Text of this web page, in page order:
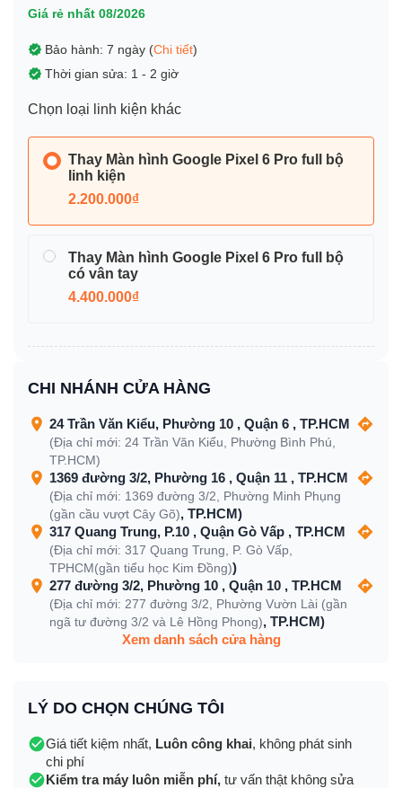
Giá rẻ nhất 08/2026
Bảo hành: 7 ngày (Chi tiết)
Thời gian sửa: 1 - 2 giờ
Chọn loại linh kiện khác
Thay Màn hình Google Pixel 6 Pro full bộ
linh kiện
2.200.000₫
Thay Màn hình Google Pixel 6 Pro full bộ
có vân tay
4.400.000₫
CHI NHÁNH CỬA HÀNG
24 Trần Văn Kiểu, Phường 10 , Quận 6 , TP.HCM
(Địa chỉ mới: 24 Trần Văn Kiểu, Phường Bình Phú,
TP.HCM)
1369 đường 3/2, Phường 16 , Quận 11 , TP.HCM
(Địa chỉ mới: 1369 đường 3/2, Phường Minh Phụng
(gần cầu vượt Cây Gõ), TP.HCM)
317 Quang Trung, P.10 , Quận Gò Vấp , TP.HCM
(Địa chỉ mới: 317 Quang Trung, P. Gò Vấp,
TPHCM(gần tiểu học Kim Đồng))
277 đường 3/2, Phường 10 , Quận 10 , TP.HCM
(Địa chỉ mới: 277 đường 3/2, Phường Vườn Lài (gần
ngã tư đường 3/2 và Lê Hồng Phong), TP.HCM)
Xem danh sách cửa hàng
LÝ DO CHỌN CHÚNG TÔI
Giá tiết kiệm nhất, Luôn công khai, không phát sinh
chi phí
Kiểm tra máy luôn miễn phí, tư vấn thật không sửa